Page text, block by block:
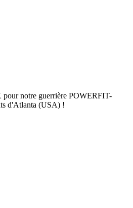
notre guerrière POWERFIT-
d'Atlanta (USA) !